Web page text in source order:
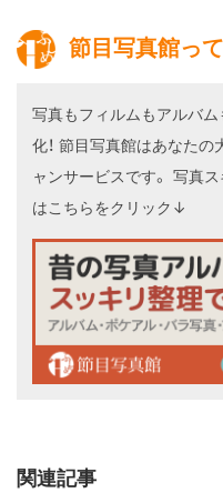
節目写真館って
写真もフィルムもアルバム
化！ 節目写真館はあなたの
ャンサービスです。 写真ス
はこちらをクリック↓
関連記事